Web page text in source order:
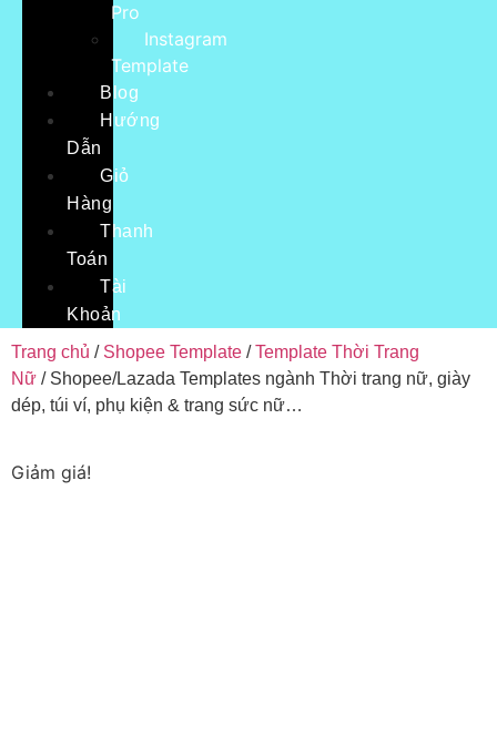
Pro
Instagram
Template
Blog
Hướng
Dẫn
Giỏ
Hàng
Thanh
Toán
Tài
Khoản
Trang chủ / Shopee Template /Template Thời Trang
Nữ / Shopee/Lazada Templates ngành Thời trang nữ, giày
dép, túi ví, phụ kiện & trang sức nữ…
Giảm giá!